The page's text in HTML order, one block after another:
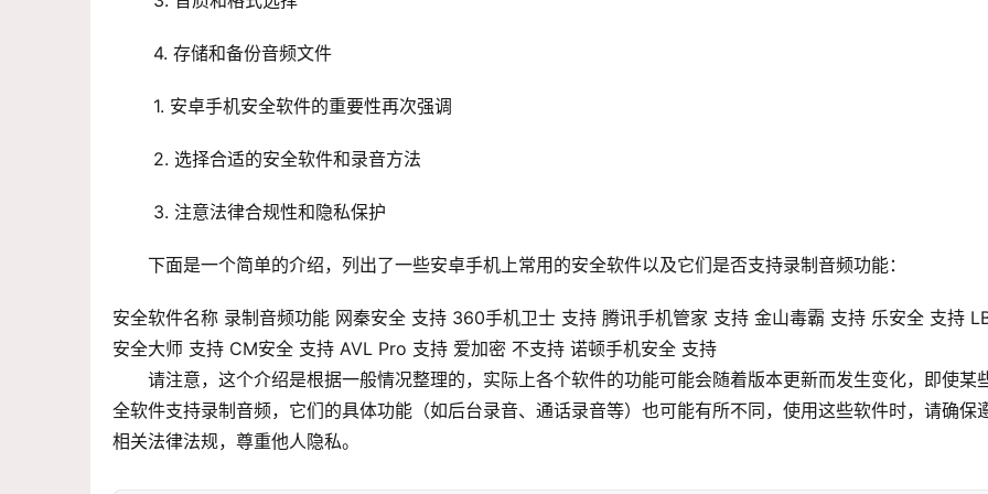
4. 存储和备份音频文件
1. 安卓手机安全软件的重要性再次强调
2. 选择合适的安全软件和录音方法
3. 注意法律合规性和隐私保护
下面是一个简单的介绍，列出了一些安卓手机上常用的安全软件以及它们是否支持录制音频功能：
安全软件名称 录制音频功能 网秦安全 支持 360手机卫士 支持 腾讯手机管家 支持 金山毒霸 支持 乐安全 支持
安全大师 支持 CM安全 支持 AVL Pro 支持 爱加密 不支持 诺顿手机安全 支持
请注意，这个介绍是根据一般情况整理的，实际上各个软件的功能可能会随着版本更新而发生变化，即使某
全软件支持录制音频，它们的具体功能（如后台录音、通话录音等）也可能有所不同，使用这些软件时，请确保
相关法律法规，尊重他人隐私。